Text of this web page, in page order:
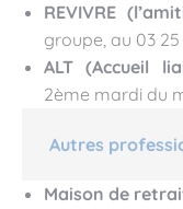
REVIVRE
groupe, au 03 25
ALT (Accueil
2ème mardi du
Autres
Maison de